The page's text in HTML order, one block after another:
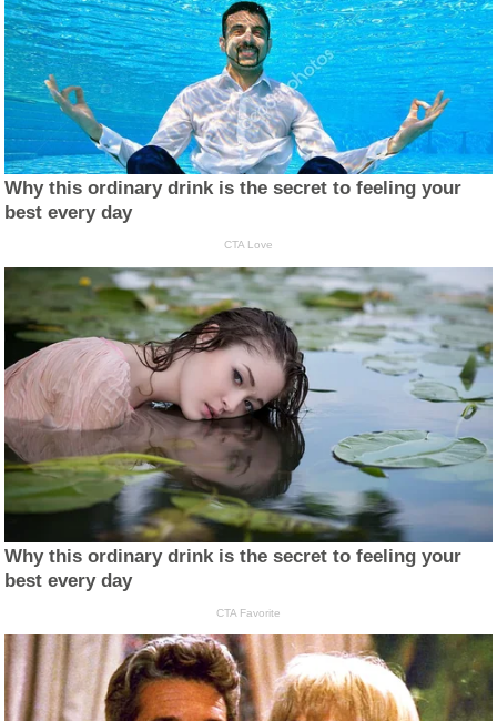
Why this ordinary drink is the secret to feeling your
best every day
CTA Love
Why this ordinary drink is the secret to feeling your
best every day
CTA Favorite